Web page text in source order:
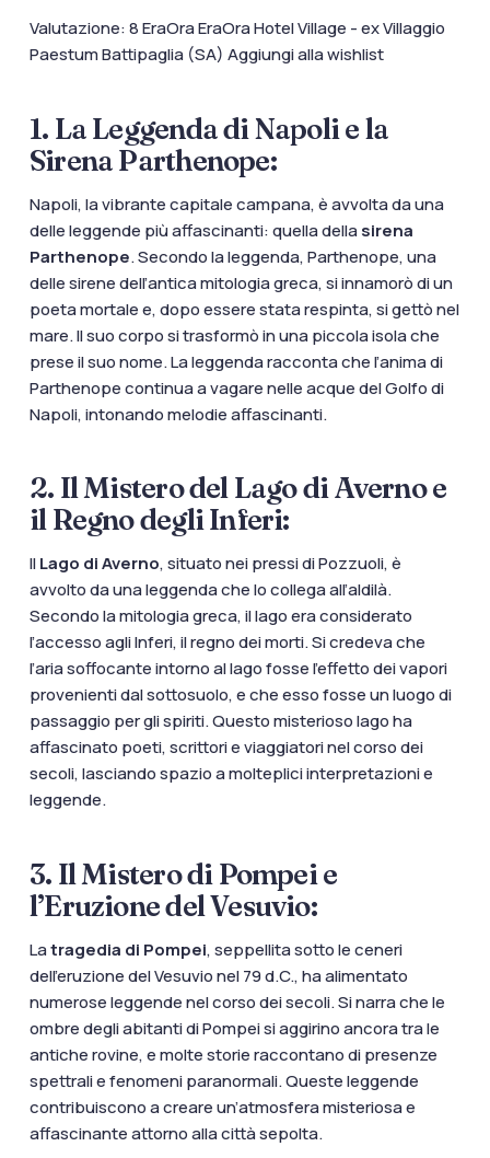
Valutazione: 8 EraOra EraOra Hotel Village - ex Villaggio
Paestum Battipaglia (SA) Aggiungi alla wishlist
1. La Leggenda di Napoli e la
Sirena Parthenope:
Napoli, la vibrante capitale campana, è avvolta da una
delle leggende più affascinanti: quella dellasirena
Parthenope. Secondo la leggenda, Parthenope, una
delle sirene dell’antica mitologia greca, si innamorò di un
poeta mortale e, dopo essere stata respinta, si gettò nel
mare. Il suo corpo si trasformò in una piccola isola che
prese il suo nome. La leggenda racconta che l’anima di
Parthenope continua a vagare nelle acque del Golfo di
Napoli, intonando melodie affascinanti.
2. Il Mistero del Lago di Averno e
il Regno degli Inferi:
IlLago di Averno, situato nei pressi di Pozzuoli, è
avvolto da una leggenda che lo collega all’aldilà.
Secondo la mitologia greca, il lago era considerato
l’accesso agli Inferi, il regno dei morti. Si credeva che
l’aria soffocante intorno al lago fosse l’effetto dei vapori
provenienti dal sottosuolo, e che esso fosse un luogo di
passaggio per gli spiriti. Questo misterioso lago ha
affascinato poeti, scrittori e viaggiatori nel corso dei
secoli, lasciando spazio a molteplici interpretazioni e
leggende.
3. Il Mistero di Pompei e
l’Eruzione del Vesuvio:
Latragedia di Pompei, seppellita sotto le ceneri
dell’eruzione del Vesuvio nel 79 d.C., ha alimentato
numerose leggende nel corso dei secoli. Si narra che le
ombre degli abitanti di Pompei si aggirino ancora tra le
antiche rovine, e molte storie raccontano di presenze
spettrali e fenomeni paranormali. Queste leggende
contribuiscono a creare un’atmosfera misteriosa e
affascinante attorno alla città sepolta.